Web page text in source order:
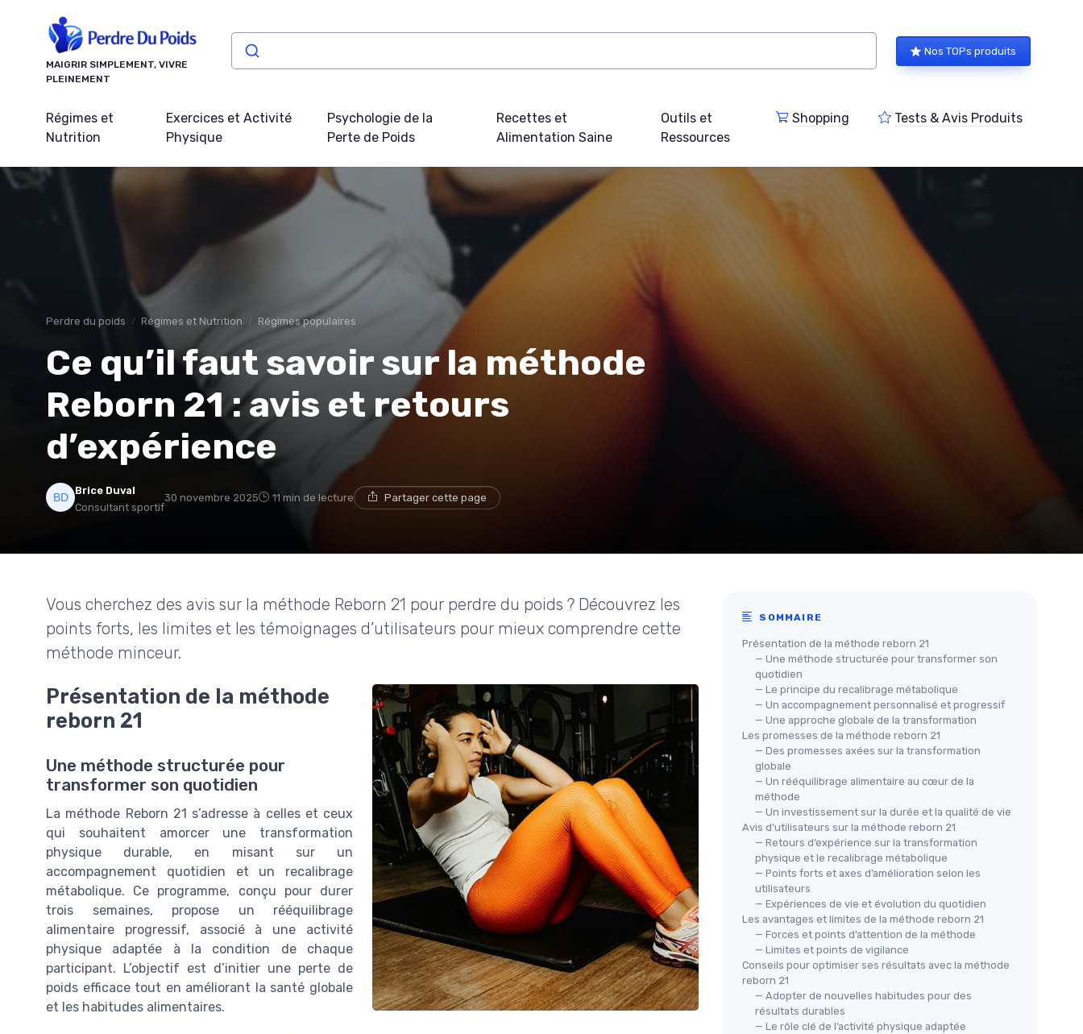
MAIGRIR SIMPLEMENT, VIVRE
PLEINEMENT
Nos TOPs produits
Régimes et
Nutrition
Exercices et Activité
Physique
Psychologie de la
Perte de Poids
Recettes et
Alimentation Saine
Outils et
Ressources
Shopping Tests & Avis Produits
Perdre du poids Régimes et Nutrition Régimes populaires
Ce qu’il faut savoir sur la méthode
Reborn 21 : avis et retours
d’expérience
Brice Duval
Consultant sportif
30 novembre 2025 11 min de lecture Partager cette page
Vous cherchez des avis sur la méthode Reborn 21 pour perdre du poids ? Découvrez les
points forts, les limites et les témoignages d’utilisateurs pour mieux comprendre cette
méthode minceur.
Présentation de la méthode
reborn 21
Une méthode structurée pour
transformer son quotidien
La méthode Reborn 21 s’adresse à celles et ceux
qui souhaitent amorcer une transformation
physique durable, en misant sur un
accompagnement quotidien et un recalibrage
métabolique. Ce programme, conçu pour durer
trois semaines, propose un rééquilibrage
alimentaire progressif, associé à une activité
physique adaptée à la condition de chaque
participant. L’objectif est d’initier une perte de
poids efficace tout en améliorant la santé globale
et les habitudes alimentaires.
SOMMAIRE
Présentation de la méthode reborn 21
— Une méthode structurée pour transformer son
quotidien
— Le principe du recalibrage métabolique
— Un accompagnement personnalisé et progressif
— Une approche globale de la transformation
Les promesses de la méthode reborn 21
— Des promesses axées sur la transformation
globale
— Un rééquilibrage alimentaire au cœur de la
méthode
— Un investissement sur la durée et la qualité de vie
Avis d’utilisateurs sur la méthode reborn 21
— Retours d’expérience sur la transformation
physique et le recalibrage métabolique
— Points forts et axes d’amélioration selon les
utilisateurs
— Expériences de vie et évolution du quotidien
Les avantages et limites de la méthode reborn 21
— Forces et points d’attention de la méthode
— Limites et points de vigilance
Conseils pour optimiser ses résultats avec la méthode
reborn 21
— Adopter de nouvelles habitudes pour des
résultats durables
— Le rôle clé de l’activité physique adaptée